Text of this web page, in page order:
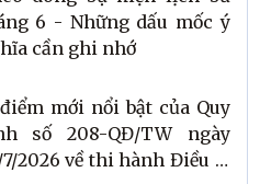
6 - Những dấu mốc ý
cần ghi nhớ
điểm mới nổi bật của Quy
số 208-QĐ/TW ngày
7/2026 về thi hành Điều lệ